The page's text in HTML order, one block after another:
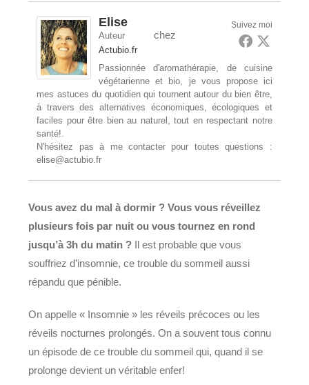
Suivez moi
Elise
Auteur chez
Actubio.fr
Passionnée d'aromathérapie, de cuisine
végétarienne et bio, je vous propose ici
mes astuces du quotidien qui tournent autour du bien être,
à travers des alternatives économiques, écologiques et
faciles pour être bien au naturel, tout en respectant notre
santé!.
N'hésitez pas à me contacter pour toutes questions :
elise@actubio.fr
Vous avez du mal à dormir ? Vous vous réveillez
plusieurs fois par nuit ou vous tournez en rond
jusqu’à 3h du matin ? Il est probable que vous
souffriez d’insomnie, ce trouble du sommeil aussi
répandu que pénible.
On appelle « Insomnie » les réveils précoces ou les
réveils nocturnes prolongés. On a souvent tous connu
un épisode de ce trouble du sommeil qui, quand il se
prolonge devient un véritable enfer!